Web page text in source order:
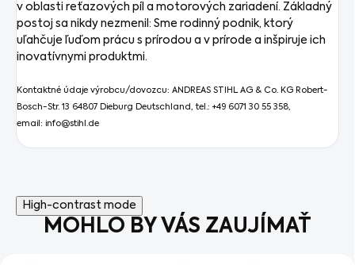
v oblasti reťazových píl a motorových zariadení. Základný
postoj sa nikdy nezmenil: Sme rodinný podnik, ktorý
uľahčuje ľuďom prácu s prírodou a v prírode a inšpiruje ich
inovatívnymi produktmi.
Kontaktné údaje výrobcu/dovozcu: ANDREAS STIHL AG & Co. KG Robert-
Bosch-Str. 13 64807 Dieburg Deutschland, tel.: +49 6071 30 55 358,
email: info@stihl.de
High-contrast mode
MOHLO BY VÁS ZAUJÍMAŤ